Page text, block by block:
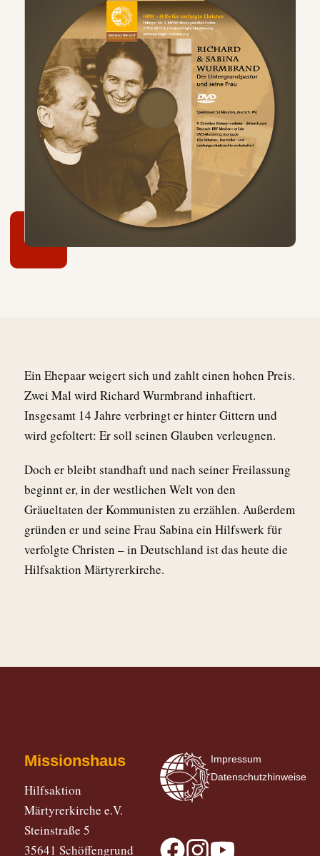
Ein Ehepaar weigert sich und zahlt einen hohen Preis.
Zwei Mal wird Richard Wurmbrand inhaftiert.
Insgesamt 14 Jahre verbringt er hinter Gittern und
wird gefoltert: Er soll seinen Glauben verleugnen.
Doch er bleibt standhaft und nach seiner Freilassung
beginnt er, in der westlichen Welt von den
Gräueltaten der Kommunisten zu erzählen. Außerdem
gründen er und seine Frau Sabina ein Hilfswerk für
verfolgte Christen – in Deutschland ist das heute die
Hilfsaktion Märtyrerkirche.
Missionshaus
Hilfsaktion
Märtyrerkirche e.V.
Steinstraße 5
35641 Schöffengrund
Impressum
Datenschutzhinweise